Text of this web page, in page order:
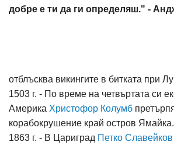
добре е ти да ги определяш." -
отблъсква викингите в битката при
1503 г. - По време на четвъртата си
Америка Христофор Колумб
корабокрушение край остров Ямайка.
1863 г. - В Цариград Петко Славейков